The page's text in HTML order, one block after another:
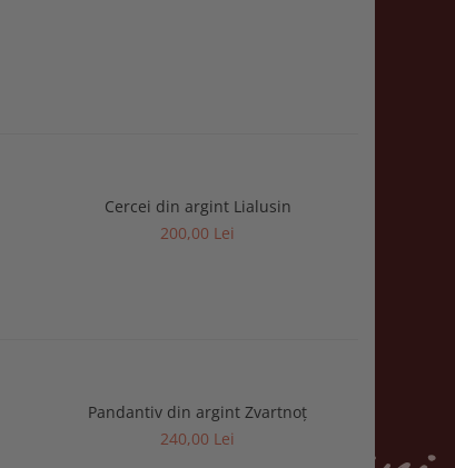
Cercei din argint Lialusin
200,00 Lei
Pandantiv din argint Zvartnoț
240,00 Lei